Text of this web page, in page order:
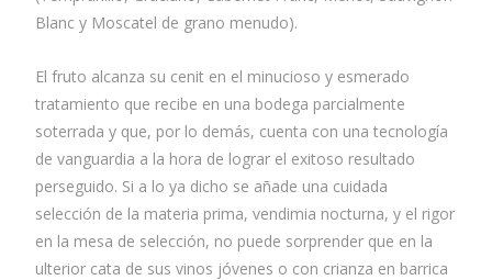
Blanc y Moscatel de grano menudo).
El fruto alcanza su cenit en el minucioso y esmerado
tratamiento que recibe en una bodega parcialmente
soterrada y que, por lo demás, cuenta con una tecnología
de vanguardia a la hora de lograr el exitoso resultado
perseguido. Si a lo ya dicho se añade una cuidada
selección de la materia prima, vendimia nocturna, y el rigor
en la mesa de selección, no puede sorprender que en la
ulterior cata de sus vinos jóvenes o con crianza en barrica